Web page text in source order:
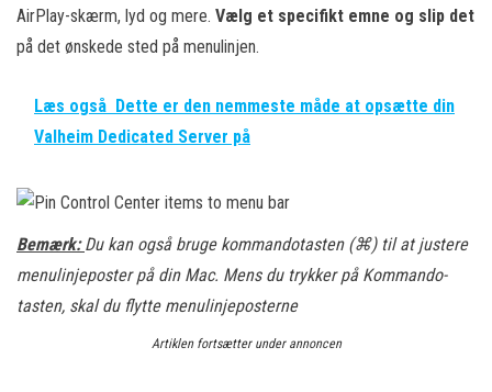
AirPlay-skærm, lyd og mere. Vælg et specifikt emne og slip det
på det ønskede sted på menulinjen.
Læs også Dette er den nemmeste måde at opsætte din
Valheim Dedicated Server på
Bemærk:Du kan også bruge kommandotasten (⌘) til at justere
menulinjeposter på din Mac. Mens du trykker på Kommando-
tasten, skal du flytte menulinjeposterne
Artiklen fortsætter under annoncen